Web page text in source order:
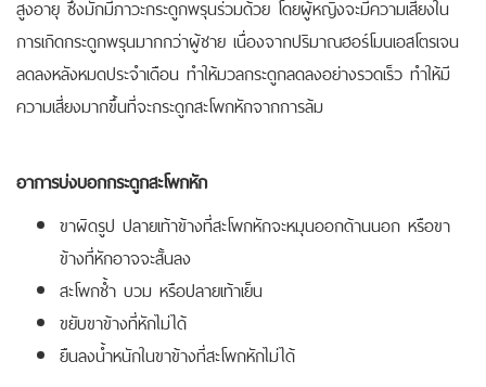
การเกิดกระดูกพรุนมากกว่าผู้ชาย เนื่องจากปริมาณฮอร์โมนเอสโตรเจน
ลดลงหลังหมดประจำเดือน ทำให้มวลกระดูกลดลงอย่างรวดเร็ว ทำให้มี
ความเสี่ยงมากขึ้นที่จะกระดูกสะโพกหักจากการล้ม
อาการบ่งบอกกระดูกสะโพกหัก
ขาผิดรูป ปลายเท้าข้างที่สะโพกหักจะหมุนออกด้านนอก หรือขา
ข้างที่หักอาจจะสั้นลง
สะโพกช้ำ บวม หรือปลายเท้าเย็น
ขยับขาข้างที่หักไม่ได้
ยืนลงน้ำหนักในขาข้างที่สะโพกหักไม่ได้